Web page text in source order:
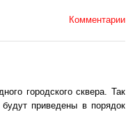
Комментарии
городского сквера. Так
приведены в порядок